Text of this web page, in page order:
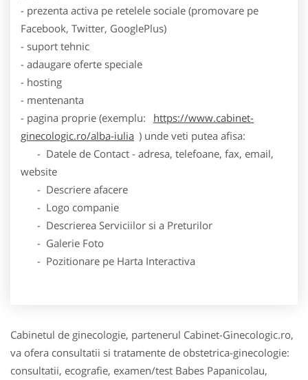
- prezenta activa pe retelele sociale (promovare pe
Facebook, Twitter, GooglePlus)
- suport tehnic
- adaugare oferte speciale
- hosting
- mentenanta
- pagina proprie (exemplu:
https://www.cabinet-
ginecologic.ro/alba-iulia ) unde veti putea afisa:
- Datele de Contact - adresa, telefoane, fax, email,
website
- Descriere afacere
- Logo companie
- Descrierea Serviciilor si a Preturilor
- Galerie Foto
- Pozitionare pe Harta Interactiva
Cabinetul de ginecologie, partenerul Cabinet-Ginecologic.ro,
va ofera consultatii si tratamente de obstetrica-ginecologie:
consultatii, ecografie, examen/test Babes Papanicolau,